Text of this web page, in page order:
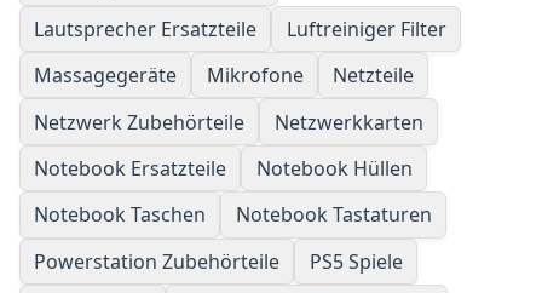
Lautsprecher Ersatzteile
Luftreiniger Filter
Massagegeräte
Mikrofone
Netzteile
Netzwerk Zubehörteile
Netzwerkkarten
Notebook Ersatzteile
Notebook Hüllen
Notebook Taschen
Notebook Tastaturen
Powerstation Zubehörteile
PS5 Spiele